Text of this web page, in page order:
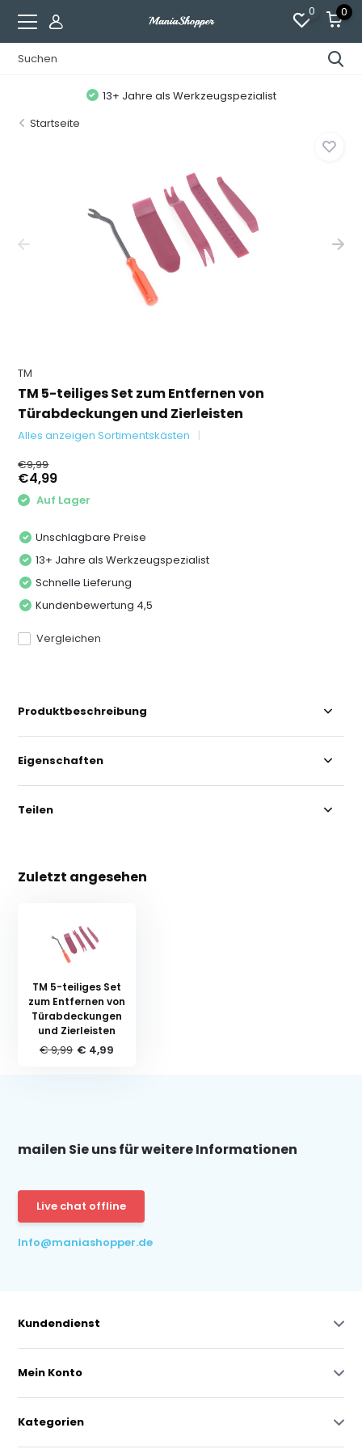
0 0
13+ Jahre als Werkzeugspezialist
Startseite
TM
TM 5-teiliges Set zum Entfernen von
Türabdeckungen und Zierleisten
Alles anzeigen Sortimentskästen
€9,99
€4,99
Auf Lager
Unschlagbare Preise
13+ Jahre als Werkzeugspezialist
Schnelle Lieferung
Kundenbewertung 4,5
Vergleichen
Produktbeschreibung
Eigenschaften
Teilen
Zuletzt angesehen
TM 5-teiliges Set
zum Entfernen von
Türabdeckungen
und Zierleisten
€ 9,99 € 4,99
mailen Sie uns für weitere Informationen
Live chat offline
Info@maniashopper.de
Kundendienst
Mein Konto
Kategorien